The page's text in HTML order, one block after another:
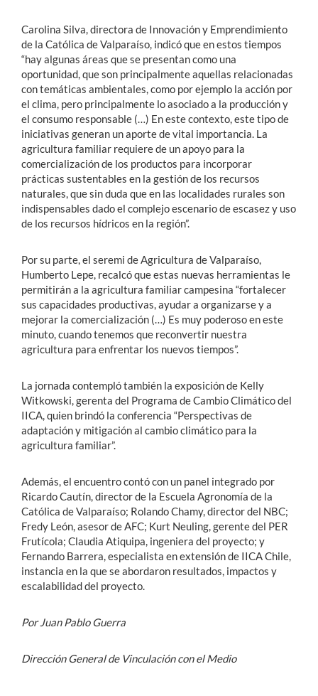
Carolina Silva, directora de Innovación y Emprendimiento
de la Católica de Valparaíso, indicó que en estos tiempos
“hay algunas áreas que se presentan como una
oportunidad, que son principalmente aquellas relacionadas
con temáticas ambientales, como por ejemplo la acción por
el clima, pero principalmente lo asociado a la producción y
el consumo responsable (…) En este contexto, este tipo de
iniciativas generan un aporte de vital importancia. La
agricultura familiar requiere de un apoyo para la
comercialización de los productos para incorporar
prácticas sustentables en la gestión de los recursos
naturales, que sin duda que en las localidades rurales son
indispensables dado el complejo escenario de escasez y uso
de los recursos hídricos en la región”.
Por su parte, el seremi de Agricultura de Valparaíso,
Humberto Lepe, recalcó que estas nuevas herramientas le
permitirán a la agricultura familiar campesina “fortalecer
sus capacidades productivas, ayudar a organizarse y a
mejorar la comercialización (…) Es muy poderoso en este
minuto, cuando tenemos que reconvertir nuestra
agricultura para enfrentar los nuevos tiempos”.
La jornada contempló también la exposición de Kelly
Witkowski, gerenta del Programa de Cambio Climático del
IICA, quien brindó la conferencia “Perspectivas de
adaptación y mitigación al cambio climático para la
agricultura familiar”.
Además, el encuentro contó con un panel integrado por
Ricardo Cautín, director de la Escuela Agronomía de la
Católica de Valparaíso; Rolando Chamy, director del NBC;
Fredy León, asesor de AFC; Kurt Neuling, gerente del PER
Frutícola; Claudia Atiquipa, ingeniera del proyecto; y
Fernando Barrera, especialista en extensión de IICA Chile,
instancia en la que se abordaron resultados, impactos y
escalabilidad del proyecto.
Por Juan Pablo Guerra
Dirección General de Vinculación con el Medio